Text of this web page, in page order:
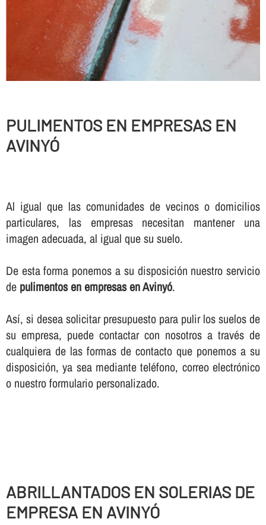
PULIMENTOS EN EMPRESAS EN
AVINYÓ
Al igual que las comunidades de vecinos o domicilios
particulares, las empresas necesitan mantener una
imagen adecuada, al igual que su suelo.
De esta forma ponemos a su disposición nuestro servicio
de pulimentos en empresas en Avinyó.
Así­, si desea solicitar presupuesto para pulir los suelos de
su empresa, puede contactar con nosotros a través de
cualquiera de las formas de contacto que ponemos a su
disposición, ya sea mediante teléfono, correo electrónico
o nuestro formulario personalizado.
ABRILLANTADOS EN SOLERIAS DE
EMPRESA EN AVINYÓ